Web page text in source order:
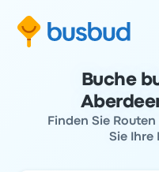
Buche
Finden Sie
Sie Ihre